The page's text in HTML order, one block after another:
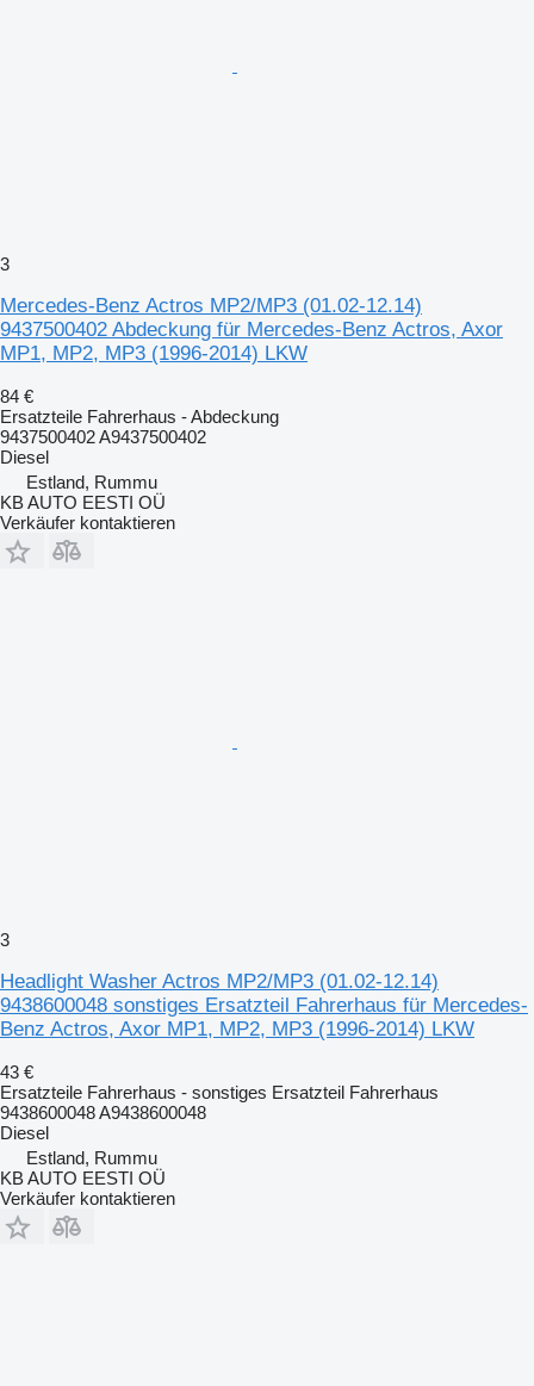
3
Mercedes-Benz Actros MP2/MP3 (01.02-12.14)
9437500402 Abdeckung für Mercedes-Benz Actros, Axor
MP1, MP2, MP3 (1996-2014) LKW
84 €
Ersatzteile Fahrerhaus - Abdeckung
9437500402 A9437500402
Diesel
Estland, Rummu
KB AUTO EESTI OÜ
Verkäufer kontaktieren
3
Headlight Washer Actros MP2/MP3 (01.02-12.14)
9438600048 sonstiges Ersatzteil Fahrerhaus für Mercedes-
Benz Actros, Axor MP1, MP2, MP3 (1996-2014) LKW
43 €
Ersatzteile Fahrerhaus - sonstiges Ersatzteil Fahrerhaus
9438600048 A9438600048
Diesel
Estland, Rummu
KB AUTO EESTI OÜ
Verkäufer kontaktieren